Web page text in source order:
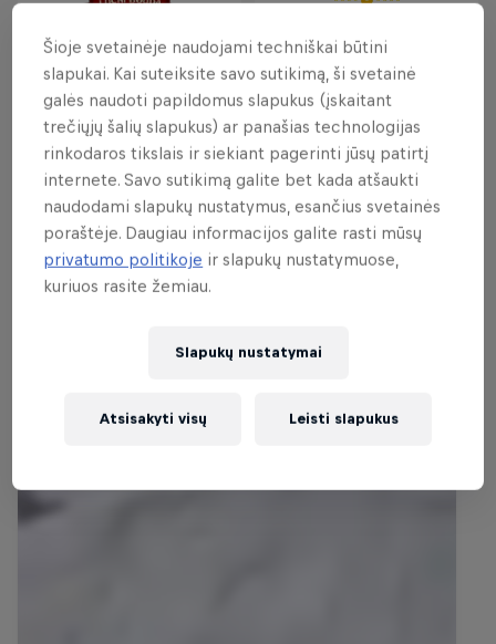
Nauja
Šioje svetainėje naudojami techniškai būtini
slapukai. Kai suteiksite savo sutikimą, ši svetainė
galės naudoti papildomus slapukus (įskaitant
trečiųjų šalių slapukus) ar panašias technologijas
rinkodaros tikslais ir siekiant pagerinti jūsų patirtį
internete. Savo sutikimą galite bet kada atšaukti
naudodami slapukų nustatymus, esančius svetainės
poraštėje. Daugiau informacijos galite rasti mūsų
privatumo politikoje ir slapukų nustatymuose,
kuriuos rasite žemiau.
Slapukų nustatymai
Atsisakyti visų Leisti slapukus